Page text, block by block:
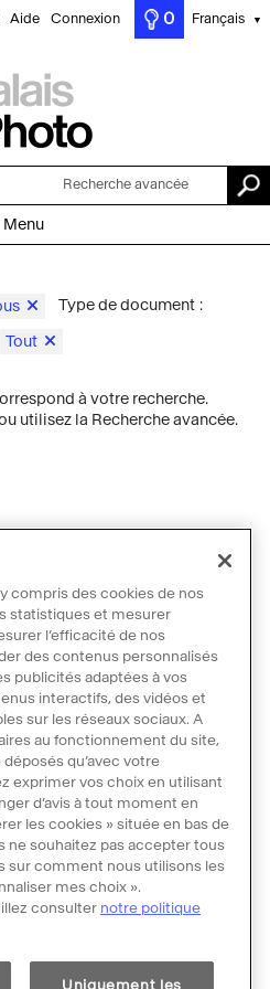
Aide Connexion 0 Français ▼
Recherche avancée
Menu
Type de document :
Tout
à votre recherche.
utilisez la Recherche avancée.
légales
d'Utilisation
des cookies
compris des cookies de nos
statistiques et mesurer
l’efficacité de nos
des contenus personnalisés
publicités adaptées à vos
interactifs, des vidéos et
sur les réseaux sociaux. A
au fonctionnement du site,
qu’avec votre
exprimer vos choix en utilisant
d’avis à tout moment en
les cookies » située en bas de
ne souhaitez pas accepter tous
sur comment nous utilisons les
mes choix ».
consulter notre politique
Uniquement les